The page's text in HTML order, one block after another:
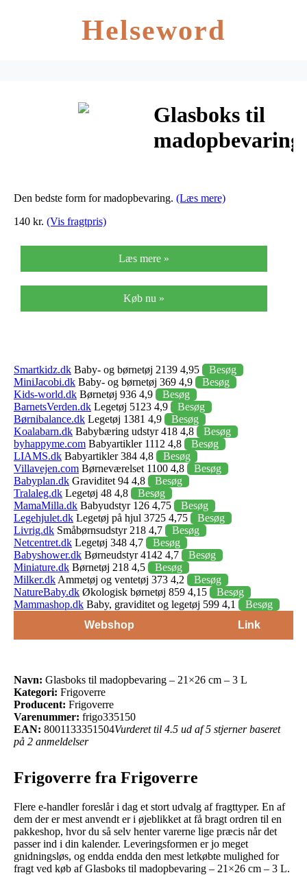
Helseword
Glasboks til
madopbevaring
L
Den bedste form for madopbevaring. (Læs mere)
140 kr. (Vis fragtpris)
Læs mere »
Køb nu »
Smartkidz.dk Baby- og børnetøj 2139 4,95
Besøg
MiniJacobi.dk Baby- og børnetøj 369 4,9
Besøg
Kids-world.dk Børnetøj 936 4,9
Besøg
BarnetsVerden.dk Legetøj 5123 4,9
Besøg
Børnibalance.dk Legetøj 1381 4,9
Besøg
Koalabarn.dk Babybæring udstyr 418 4,8
Besøg
byhappyme.com Babyartikler 1112 4,8
Besøg
LIAMS.dk Babyartikler 384 4,8
Besøg
Villavejen.com Børneværelset 1100 4,8
Besøg
Babyplan.dk Graviditet 94 4,8
Besøg
Tralaleg.dk Legetøj 48 4,8
Besøg
MamaMilla.dk Babyudstyr 126 4,75
Besøg
Legehjulet.dk Legetøj på hjul 3725 4,75
Besøg
Livrig.dk Småbørnsudstyr 218 4,7
Besøg
Netcentret.dk Legetøj 348 4,7
Besøg
Babyshower.dk Børneudstyr 4142 4,7
Besøg
Miniature.dk Børnetøj 218 4,5
Besøg
Milker.dk Ammetøj og ventetøj 373 4,2
Besøg
NatureBaby.dk Økologisk børnetøj 859 4,15
Besøg
Mammashop.dk Baby, graviditet og legetøj 599 4,1
Besøg
Webshop
Link
Navn: Glasboks til madopbevaring – 21×26 cm – 3 L
Kategori: Frigoverre
Producent: Frigoverre
Varenummer: frigo335150
EAN: 8001133351504Vurderet til 4.5 ud af 5 stjerner baseret
på 2 anmeldelser
Frigoverre fra Frigoverre
Flere e-handler foreslår i dag et stort udvalg af fragttyper. En af
dem der er mest anvendt er i øjeblikket at få bragt ordren til en
pakkeshop, hvor du så selv henter varerne lige præcis når det
passer ind i din kalender. Leveringsformen er jo meget
gnidningsløs, og endda endda den mest letkøbte mulighed for
fragt ved køb af Glasboks til madopbevaring – 21×26 cm – 3 L.